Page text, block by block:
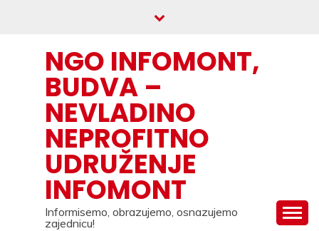
NGO INFOMONT,
BUDVA –
NEVLADINO
NEPROFITNO
UDRUŽENJE
INFOMONT
Informisemo, obrazujemo, osnazujemo
zajednicu!